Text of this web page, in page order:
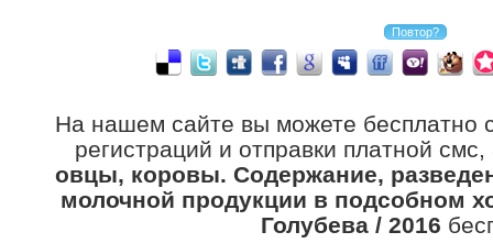
На нашем сайте вы можете бесплатно
регистраций и отправки платной
овцы, коровы. Содержание,
молочной продукции в подсобном
Голубева / 2016